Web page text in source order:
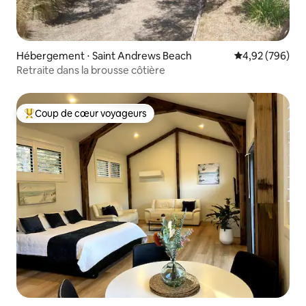
Hébergement ⋅ Saint Andrews Beach Évaluation
4,92 (796)
Retraite dans la brousse côtière
Coups de cœur voyageurs les plus appréciés
Coup de cœur voyageurs